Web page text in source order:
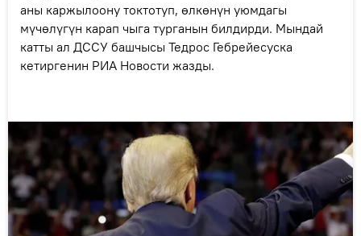
аны каржылоону токтотуп, өлкөнүн уюмдагы
мүчөлүгүн карап чыга турганын билдирди. Мындай
катты ал ДССУ башчысы Тедрос Гебрейесуска
кетиргенин РИА Новости жазды.